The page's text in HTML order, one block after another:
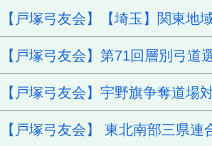
【戸塚弓友会】【埼玉】関東地
【戸塚弓友会】第71回層別弓道
【戸塚弓友会】宇野旗争奪道
【戸塚弓友会】 東北南部三県